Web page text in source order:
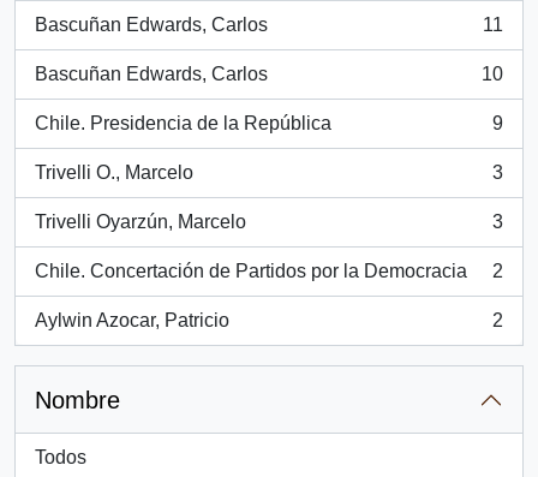
Bascuñan Edwards, Carlos
, 11 resultados
11
Bascuñan Edwards, Carlos
, 10 resultados
10
Chile. Presidencia de la República
, 9 resultados
9
Trivelli O., Marcelo
, 3 resultados
3
Trivelli Oyarzún, Marcelo
, 3 resultados
3
Chile. Concertación de Partidos por la Democracia
, 2 resultados
2
Aylwin Azocar, Patricio
, 2 resultados
2
Nombre
Todos